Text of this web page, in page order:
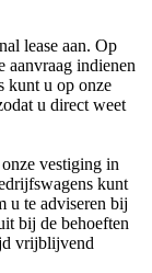
lease aan. Op
aanvraag indienen
kunt u op onze
u direct weet
vestiging in
kunt
u te adviseren bij
bij de behoeften
vrijblijvend